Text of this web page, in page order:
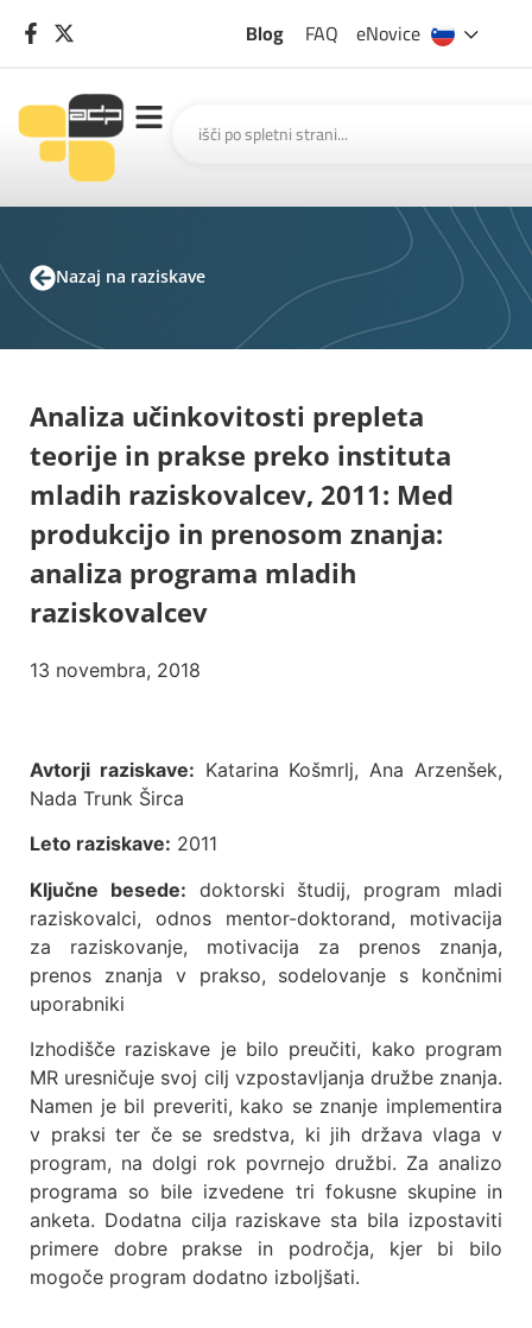
Blog FAQ eNovice
Nazaj na raziskave
Analiza učinkovitosti prepleta
teorije in prakse preko instituta
mladih raziskovalcev, 2011: Med
produkcijo in prenosom znanja:
analiza programa mladih
raziskovalcev
13 novembra, 2018
Avtorji raziskave: Katarina Košmrlj, Ana Arzenšek,
Nada Trunk Širca
Leto raziskave: 2011
Ključne besede: doktorski študij, program mladi
raziskovalci, odnos mentor-doktorand, motivacija
za raziskovanje, motivacija za prenos znanja,
prenos znanja v prakso, sodelovanje s končnimi
uporabniki
Izhodišče raziskave je bilo preučiti, kako program
MR uresničuje svoj cilj vzpostavljanja družbe znanja.
Namen je bil preveriti, kako se znanje implementira
v praksi ter če se sredstva, ki jih država vlaga v
program, na dolgi rok povrnejo družbi. Za analizo
programa so bile izvedene tri fokusne skupine in
anketa. Dodatna cilja raziskave sta bila izpostaviti
primere dobre prakse in področja, kjer bi bilo
mogoče program dodatno izboljšati.